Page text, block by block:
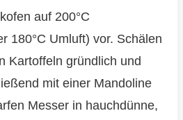
auf 200°C
180°C Umluft) vor. Schälen
Kartoffeln gründlich und
mit einer Mandoline
Messer in hauchdünne,